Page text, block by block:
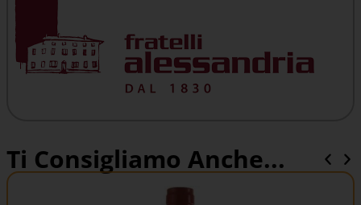
Ti Consigliamo Anche...